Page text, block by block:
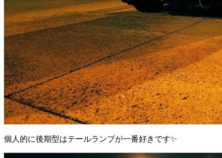
個人的に後期型はテールランプが一番好きです✨️